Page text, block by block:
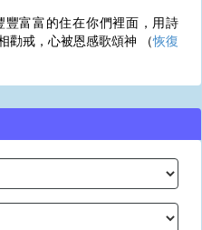
富富的住在你們裡面，用詩
勸戒，心被恩感歌頌神 （恢復